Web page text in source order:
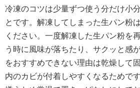
冷凍のコツは少量ずつ使う分だけ小
とです。解凍してしまった生パン粉
ください。一度解凍した生パン粉を
う時に風味が落ちたり、サクッと感
をおすすめできない理由は乾燥して
内のカビが付着しやすくなるためで